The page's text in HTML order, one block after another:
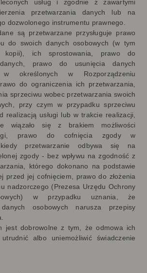
usług i zgodnie z zawartymi
przetwarzania danych lub na
dozwolonego instrumentu prawnego.
są przetwarzane przysługuje prawo
do swoich danych osobowych (w tym
kopii), ich sprostowania, prawo do
prawo do usunięcia danych
w określonych w Rozporządzeniu
do ograniczenia ich przetwarzania,
sprzeciwu wobec przetwarzania swoich
przy czym w przypadku sprzeciwu
realizacją usługi lub w trakcie realizacji,
wiązało się z brakiem możliwości
prawo do cofnięcia zgody w
kiedy przetwarzanie odbywa się na
zgody - bez wpływu na zgodność z
którego dokonano na podstawie
przed jej cofnięciem, prawo do złożenia
nadzorczego (Prezesa Urzędu Ochrony
w przypadku uznania, że
danych osobowych narusza przepisy
jest dobrowolne z tym, że odmowa ich
albo uniemożliwić świadczenie